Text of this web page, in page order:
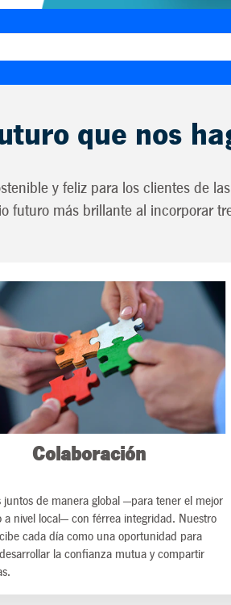
que nos
y feliz para los clientes de
futuro más brillante al incorporar
Colaboración
juntos de manera global —para tener el mejor
a nivel local— con férrea integridad. Nuestro
cada día como una oportunidad para
la confianza mutua y compartir